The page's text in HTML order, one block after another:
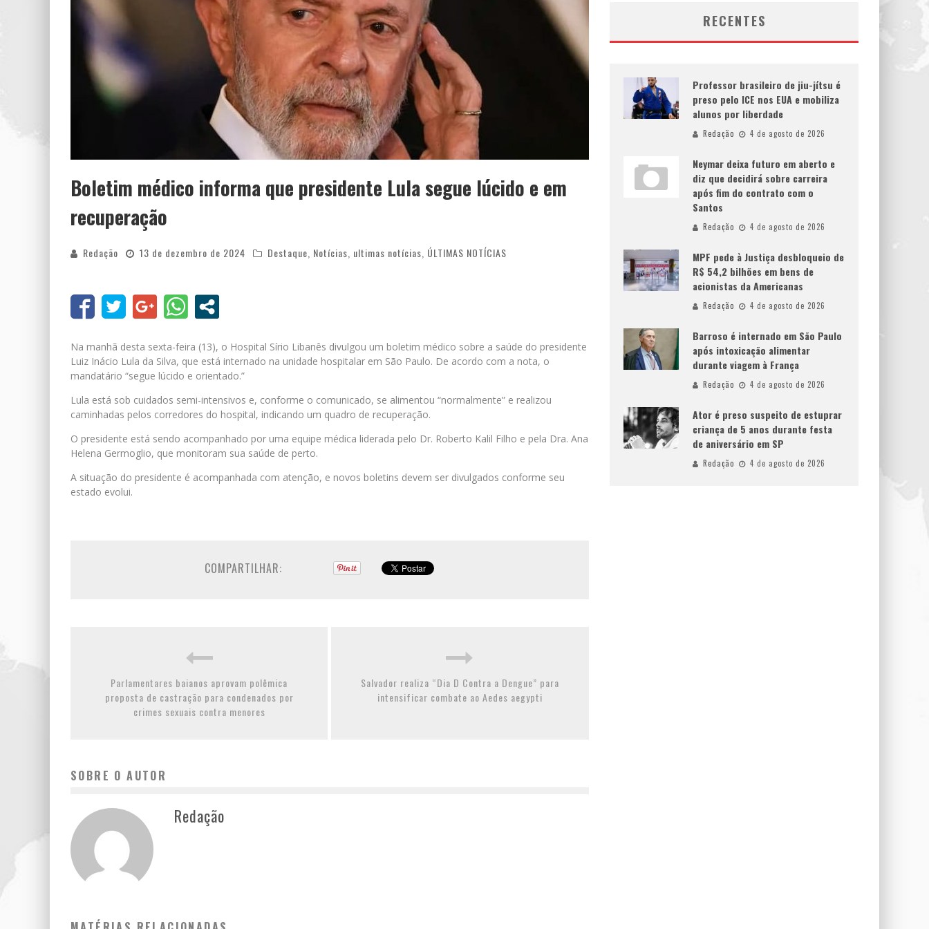
Boletim médico informa que presidente Lula segue lúcido e em
recuperação
Redação 13 de dezembro de 2024 Destaque Notícias ultimas notícias ÚLTIMAS NOTÍCIAS
Na manhã desta sexta-feira (13), o Hospital Sírio Libanês divulgou um boletim médico sobre a saúde do presidente
Luiz Inácio Lula da Silva, que está internado na unidade hospitalar em São Paulo. De acordo com a nota, o
mandatário “segue lúcido e orientado.”
Lula está sob cuidados semi-intensivos e, conforme o comunicado, se alimentou “normalmente” e realizou
caminhadas pelos corredores do hospital, indicando um quadro de recuperação.
O presidente está sendo acompanhado por uma equipe médica liderada pelo Dr. Roberto Kalil Filho e pela Dra. Ana
Helena Germoglio, que monitoram sua saúde de perto.
A situação do presidente é acompanhada com atenção, e novos boletins devem ser divulgados conforme seu
estado evolui.
COMPARTILHAR:
Parlamentares baianos aprovam polêmica
proposta de castração para condenados por
crimes sexuais contra menores
Salvador realiza “Dia D Contra a Dengue” para
intensificar combate ao Aedes aegypti
SOBRE O AUTOR
Redação
RECENTES
Professor brasileiro de jiu-jítsu é
preso pelo ICE nos EUA e mobiliza
alunos por liberdade
Redação 4 de agosto de 2026
Neymar deixa futuro em aberto e
diz que decidirá sobre carreira
após fim do contrato com o
Santos
Redação 4 de agosto de 2026
MPF pede à Justiça desbloqueio de
R$ 54,2 bilhões em bens de
acionistas da Americanas
Redação 4 de agosto de 2026
Barroso é internado em São Paulo
após intoxicação alimentar
durante viagem à França
Redação 4 de agosto de 2026
Ator é preso suspeito de estuprar
criança de 5 anos durante festa
de aniversário em SP
Redação 4 de agosto de 2026